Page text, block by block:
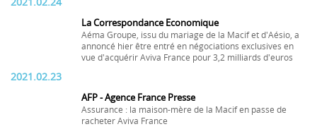
2021.02.24
La Correspondance Economique
Aéma Groupe, issu du mariage de la Macif et d'Aésio, a
annoncé hier être entré en négociations exclusives en
vue d'acquérir Aviva France pour 3,2 milliards d'euros
2021.02.23
AFP - Agence France Presse
Assurance : la maison-mère de la Macif en passe de
racheter Aviva France